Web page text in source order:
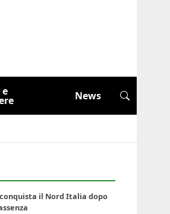
News
il Nord Italia dopo